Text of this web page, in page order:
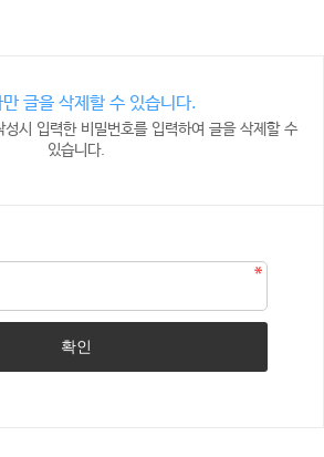
글을 삭제할 수 있습니다.
시 입력한 비밀번호를 입력하여 글을 삭제할 수
있습니다.